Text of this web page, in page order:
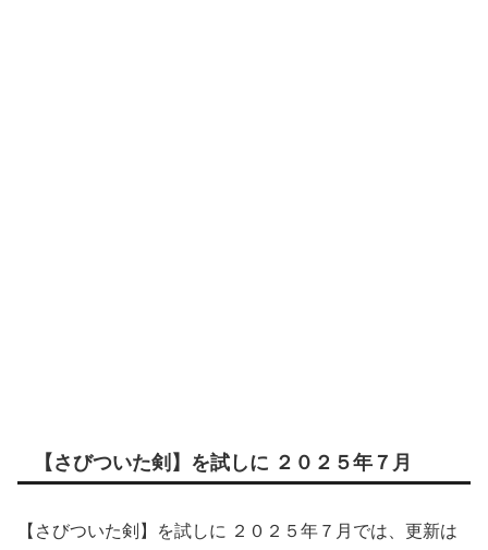
【さびついた剣】を試しに ２０２５年７月
【さびついた剣】を試しに ２０２５年７月では、更新は